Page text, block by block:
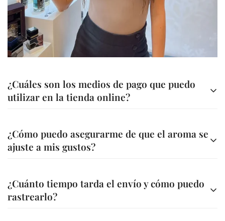
¿Cuáles son los medios de pago que puedo
utilizar en la tienda online?
comodidad
Credishop)
¿Cómo puedo asegurarme de que el aroma se
ajuste a mis gustos?
la fragancia ideal. Además, en la descripción de cada
perfume encontrarás información detallada sobre sus
¿Cuánto tiempo tarda el envío y cómo puedo
rastrearlo?
Are you 18 years old or older?
No, I'm not Yes, I am